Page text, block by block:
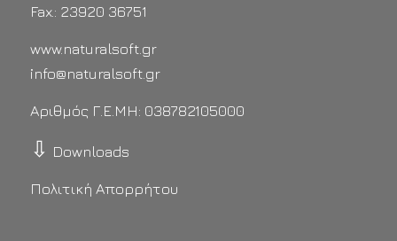
Fax.: 23920 36751
www.naturalsoft.gr
info@naturalsoft.gr
Αριθμός Γ.Ε.ΜΗ: 038782105000
⇩ Downloads
Πολιτική Απορρήτου